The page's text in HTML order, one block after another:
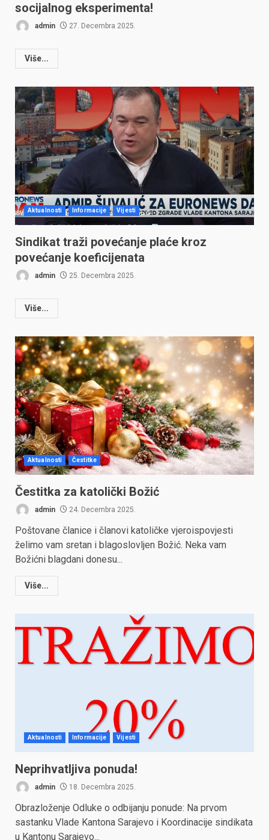
socijalnog eksperimenta!
admin 27. Decembra 2025.
Više...
Aktualnosti Informacije Vijesti
Sindikat traži povećanje plaće kroz
povećanje koeficijenata
admin 25. Decembra 2025.
Više...
Aktualnosti Čestitke
Čestitka za katolički Božić
admin 24. Decembra 2025.
Poštovane članice i članovi katoličke vjeroispovjesti
želimo vam sretan i blagoslovljen Božić. Neka vam
Božićni blagdani donesu...
Više...
Aktualnosti Informacije Vijesti
Neprihvatljiva ponuda!
admin 18. Decembra 2025.
Obrazloženje Odluke o odbijanju ponude: Na prvom
sastanku Vlade Kantona Sarajevo i Koordinacije sindikata
u Kantonu Sarajevo...